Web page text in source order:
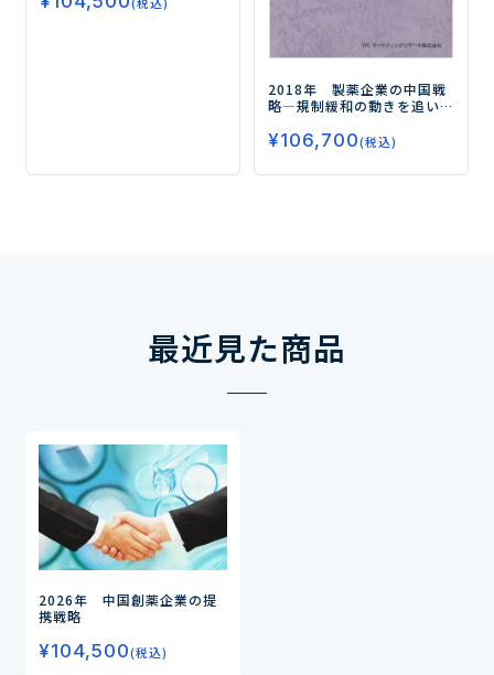
2018年 製薬企業の中国戦
略―規制緩和の動きを追い
戦略―
¥106,700(税込)
最近見た商品
2026年 中国創薬企業の提
携戦略
¥104,500(税込)